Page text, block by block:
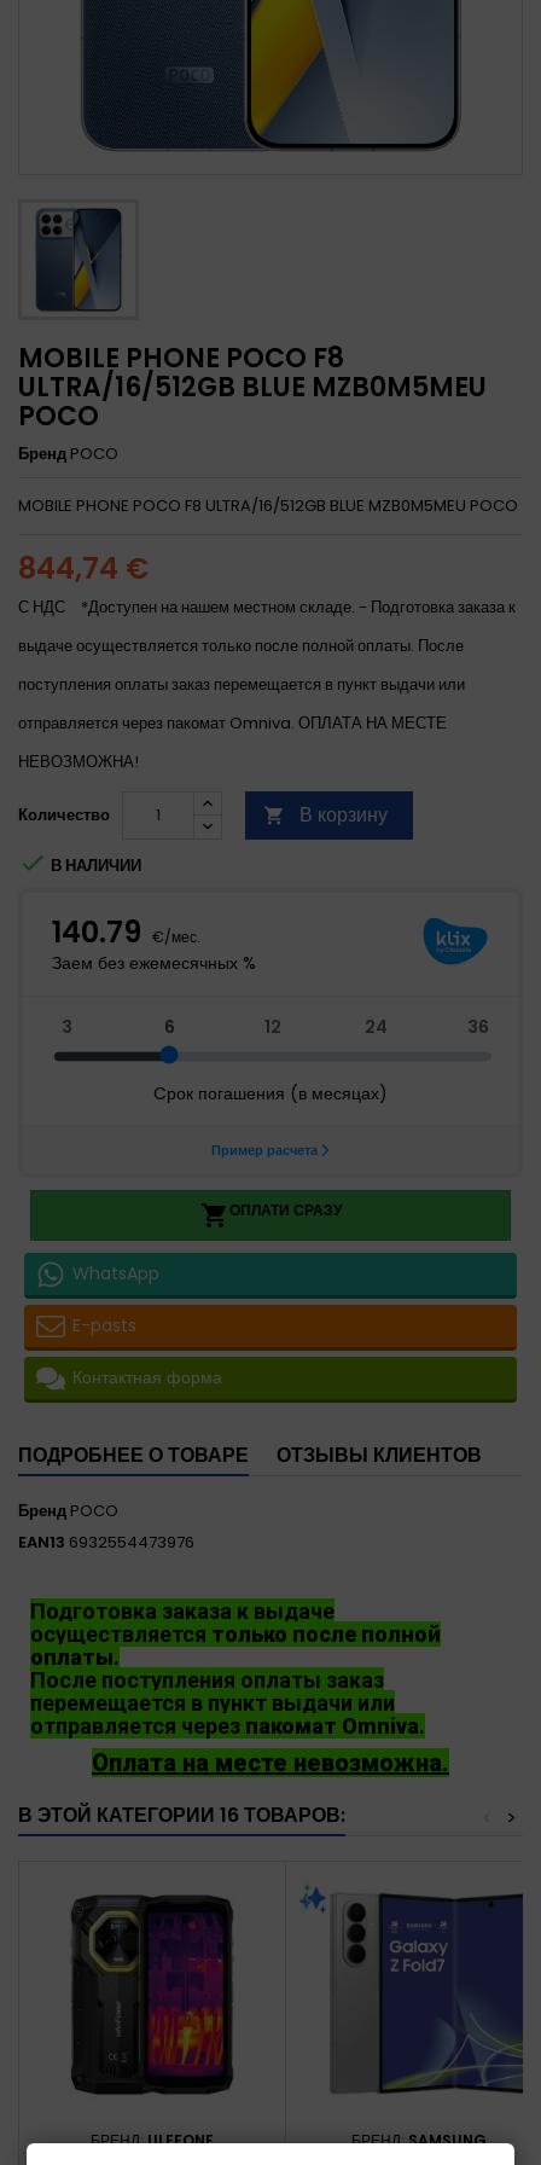
MOBILE PHONE POCO F8
ULTRA/16/512GB BLUE MZB0M5MEU
POCO
Бренд POCO
MOBILE PHONE POCO F8 ULTRA/16/512GB BLUE MZB0M5MEU POCO
844,74 €
С НДС
*Доступен на нашем местном складе. - Подготовка заказа к
выдаче осуществляется только после полной оплаты. После
поступления оплаты заказ перемещается в пункт выдачи или
отправляется через пакомат Omniva. ОПЛАТА НА МЕСТЕ
НЕВОЗМОЖНА!
Количество  В корзину
 В НАЛИЧИИ
ОПЛАТИ СРАЗУ
WhatsApp
E-pasts
Контактная форма
ПОДРОБНЕЕ О ТОВАРЕ ОТЗЫВЫ КЛИЕНТОВ
Бренд POCO
EAN13 6932554473976
Подготовка заказа к выдаче
осуществляется только после полной
оплаты.
После поступления оплаты заказ
перемещается в пункт выдачи или
отправляется через пакомат Omniva.
Оплата на месте невозможна.
В ЭТОЙ КАТЕГОРИИ 16 ТОВАРОВ: >
БРЕНД:ULEFONE БРЕНД:SAMSUNG